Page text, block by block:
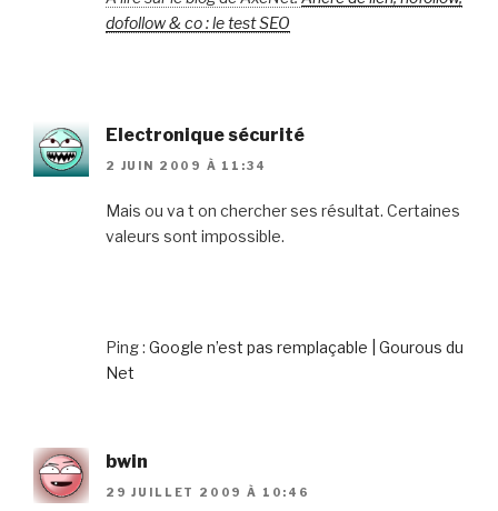
dofollow & co : le test SEO
Electronique sécurité
2 JUIN 2009 À 11:34
Mais ou va t on chercher ses résultat. Certaines
valeurs sont impossible.
Ping : Google n’est pas remplaçable | Gourous du
Net
bwin
29 JUILLET 2009 À 10:46